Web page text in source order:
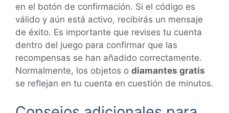
en el botón de confirmación. Si el código es
válido y aún está activo, recibirás un mensaje
de éxito. Es importante que revises tu cuenta
dentro del juego para confirmar que las
recompensas se han añadido correctamente.
Normalmente, los objetos o diamantes gratis
se reflejan en tu cuenta en cuestión de minutos.